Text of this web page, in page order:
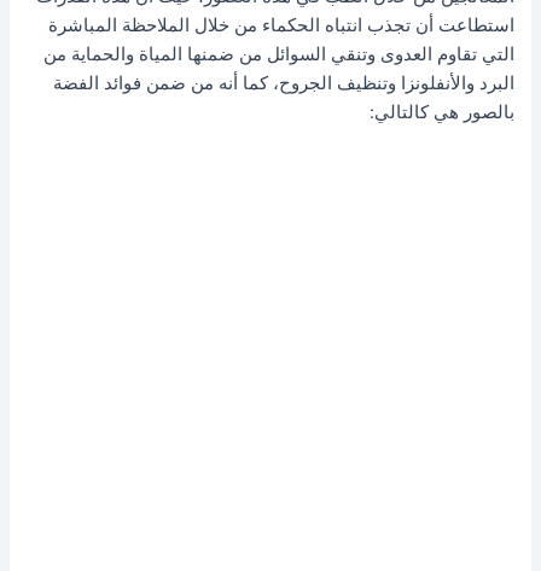
استطاعت أن تجذب انتباه الحكماء من خلال الملاحظة المباشرة
التي تقاوم العدوى وتنقي السوائل من ضمنها المياة والحماية من
البرد والأنفلونزا وتنظيف الجروح، كما أنه من ضمن فوائد الفضة
بالصور هي كالتالي: